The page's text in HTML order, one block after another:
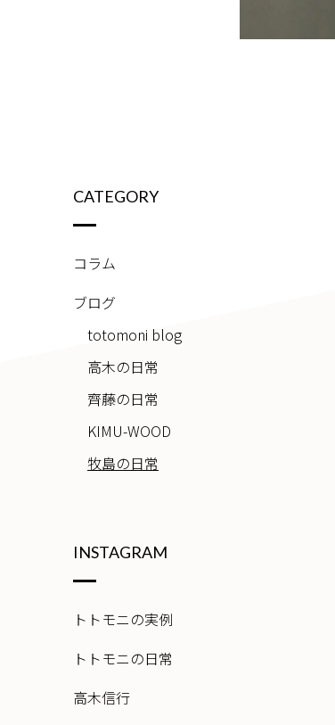
CATEGORY
コラム
ブログ
totomoni blog
高木の日常
齊藤の日常
KIMU-WOOD
牧島の日常
INSTAGRAM
トトモニの実例
トトモニの日常
高木信行